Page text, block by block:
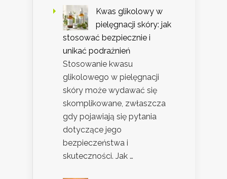
Kwas glikolowy w
pielęgnacji skóry: jak
stosować bezpiecznie i
unikać podrażnień
Stosowanie kwasu
glikolowego w pielęgnacji
skóry może wydawać się
skomplikowane, zwłaszcza
gdy pojawiają się pytania
dotyczące jego
bezpieczeństwa i
skuteczności. Jak …